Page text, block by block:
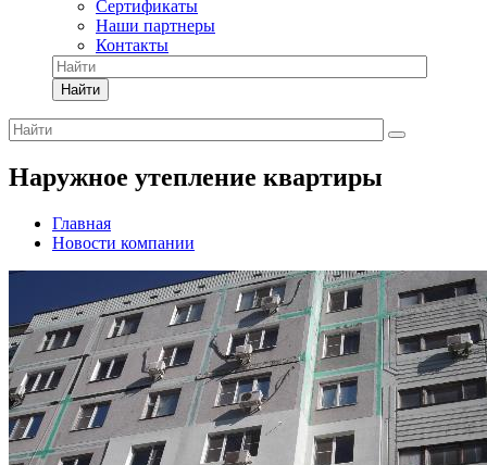
Сертификаты
Наши партнеры
Контакты
Найти
Наружное утепление квартиры
Главная
Новости компании